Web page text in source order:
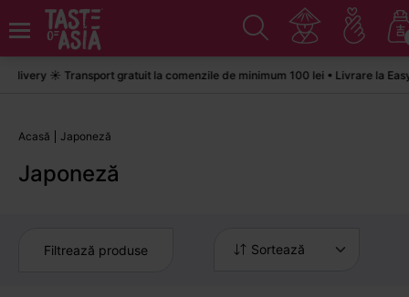
☀️ Transport gratuit la comenzile de minimum 100 lei • Livrare la
Acasă Japoneză
Japoneză
Filtrează produse Sortează